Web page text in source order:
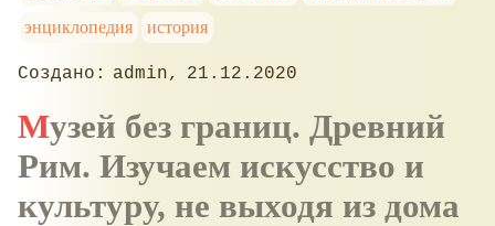
энциклопедия
история
admin 21.12.2020
Музей без границ. Древний
Рим. Изучаем искусство и
культуру, не выходя из дома